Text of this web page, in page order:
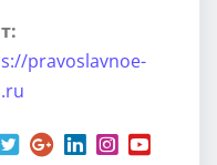
pravoslavnoe-